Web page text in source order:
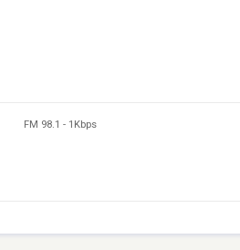
FM 98.1 - 1Kbps